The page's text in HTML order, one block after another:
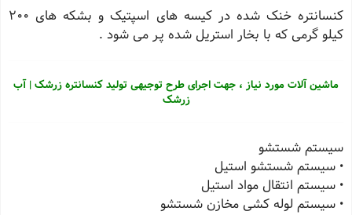
کنسانتره خنک شده در کیسه های اسپتیک و بشکه های 200
کیلو گرمی که با بخار استریل شده پـر می شود .
ماشین آلات مورد نیاز ، جهت اجرای طرح توجیهی تولید کنسانتره زرشک | آب
زرشک
سیستم شستشو
• سیستم شستشو استیل
• سیستم انتقال مواد استیل
• سیستم لوله کشی مخازن شستشو